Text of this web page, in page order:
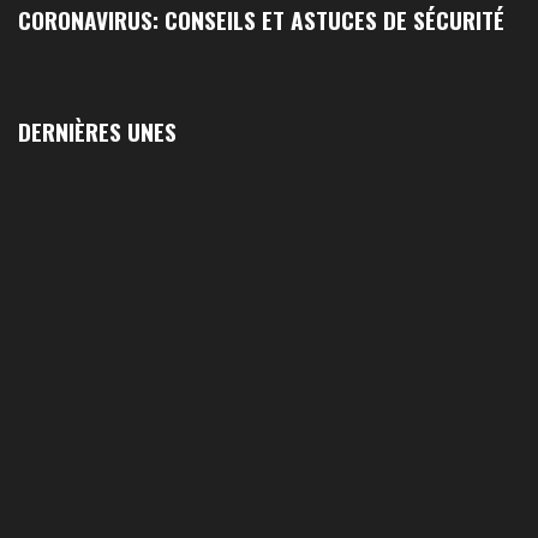
CORONAVIRUS: CONSEILS ET ASTUCES DE SÉCURITÉ
DERNIÈRES UNES